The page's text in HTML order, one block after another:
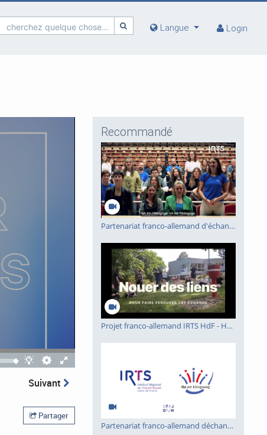
cherchez quelque chose... Langue Login
Theatre
Quality
selectorFullscreen
Suivant
Partager
Recommandé
Partenariat franco-allemand d'échange inter-écoles en travail social 2025/2026 : le travail social en Allemagne et en France
Projet franco-allemand IRTS HdF - HEPHATA
Partenariat franco-allemand déchanges inter-écoles en travail social IRTS-RBZ : VLOG